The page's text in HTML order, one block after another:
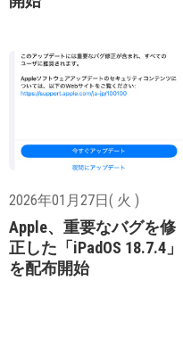
2026年01月27日( 火 )
Apple、重要なバグを修
正した「iPadOS 18.7.4」
を配布開始